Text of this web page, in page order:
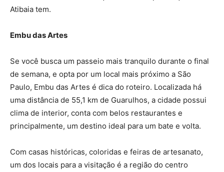
Atibaia tem.
Embu das Artes
Se você busca um passeio mais tranquilo durante o final
de semana, e opta por um local mais próximo a São
Paulo, Embu das Artes é dica do roteiro. Localizada há
uma distância de 55,1 km de Guarulhos, a cidade possui
clima de interior, conta com belos restaurantes e
principalmente, um destino ideal para um bate e volta.
Com casas históricas, coloridas e feiras de artesanato,
um dos locais para a visitação é a região do centro